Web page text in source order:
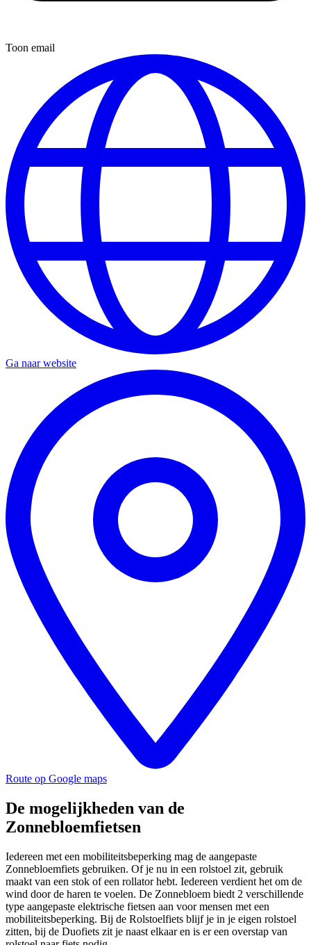
Toon email
Ga naar website
Route op Google maps
De mogelijkheden van de
Zonnebloemfietsen
Iedereen met een mobiliteitsbeperking mag de aangepaste
Zonnebloemfiets gebruiken. Of je nu in een rolstoel zit, gebruik
maakt van een stok of een rollator hebt. Iedereen verdient het om de
wind door de haren te voelen. De Zonnebloem biedt 2 verschillende
type aangepaste elektrische fietsen aan voor mensen met een
mobiliteitsbeperking. Bij de Rolstoelfiets blijf je in je eigen rolstoel
zitten, bij de Duofiets zit je naast elkaar en is er een overstap van